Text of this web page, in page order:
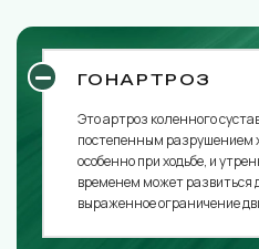
ГОНАРТРОЗ
Это артроз коленного
постепенным разрушением
особенно при ходьбе, и
временем может развиться
выраженное ограничение